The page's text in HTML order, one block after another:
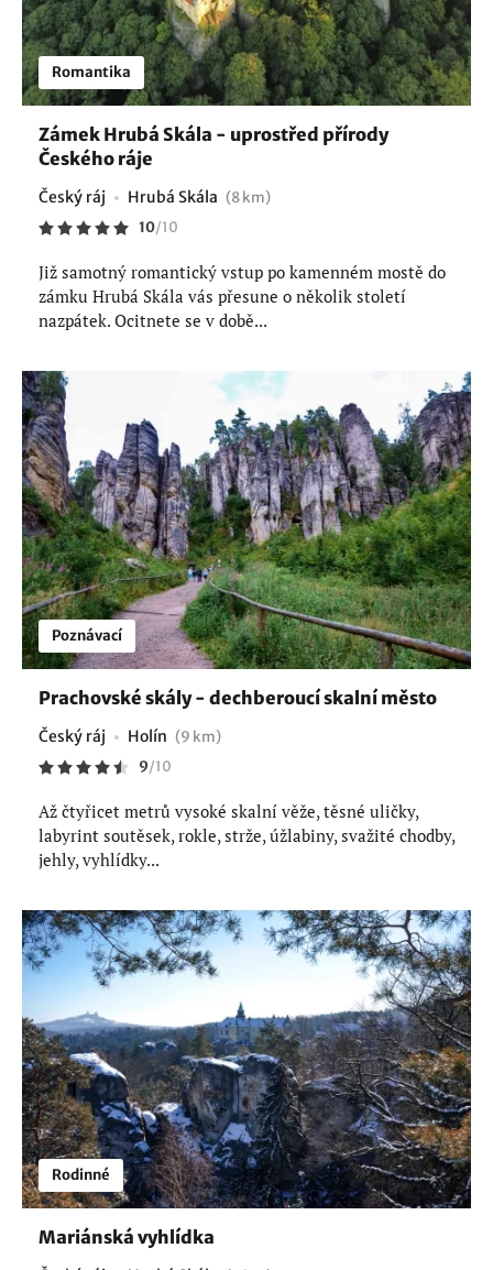
Romantika
Zámek Hrubá Skála - uprostřed přírody
Českého ráje
Český ráj Hrubá Skála (8 km)
10/10
Již samotný romantický vstup po kamenném mostě do
zámku Hrubá Skála vás přesune o několik století
nazpátek. Ocitnete se v době...
Poznávací
Prachovské skály - dechberoucí skalní město
Český ráj Holín (9 km)
9/10
Až čtyřicet metrů vysoké skalní věže, těsné uličky,
labyrint soutěsek, rokle, strže, úžlabiny, svažité chodby,
jehly, vyhlídky...
Rodinné
Mariánská vyhlídka